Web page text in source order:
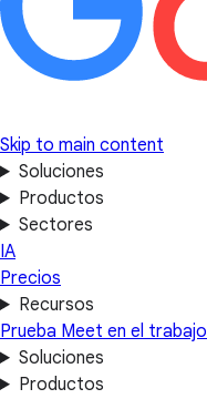
Skip to main content
Soluciones
Productos
Sectores
IA
Precios
Recursos
Prueba Meet en el trabajo
Soluciones
Productos